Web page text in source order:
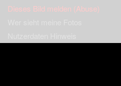
Dieses Bild melden (Abuse)